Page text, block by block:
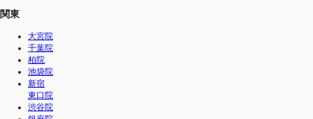
関東
大宮院
千葉院
柏院
池袋院
新宿
東口院
渋谷院